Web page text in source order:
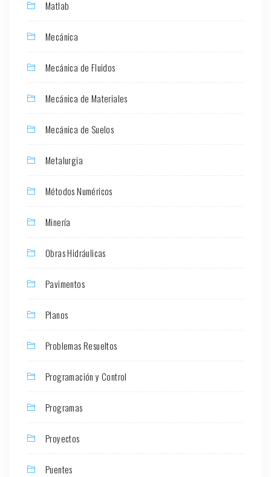
Matlab
Mecánica
Mecánica de Fluidos
Mecánica de Materiales
Mecánica de Suelos
Metalurgia
Métodos Numéricos
Minería
Obras Hidráulicas
Pavimentos
Planos
Problemas Resueltos
Programación y Control
Programas
Proyectos
Puentes